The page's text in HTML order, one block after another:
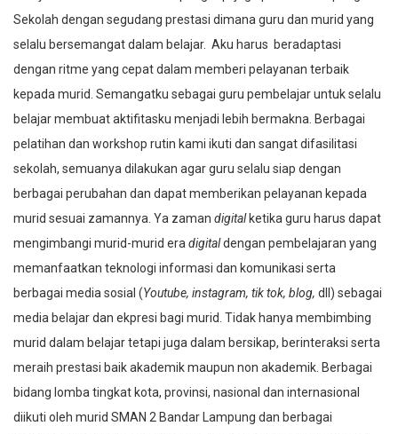
Sekolah dengan segudang prestasi dimana guru dan murid yang
selalu bersemangat dalam belajar. Aku harus beradaptasi
dengan ritme yang cepat dalam memberi pelayanan terbaik
kepada murid. Semangatku sebagai guru pembelajar untuk selalu
belajar membuat aktifitasku menjadi lebih bermakna. Berbagai
pelatihan dan workshop rutin kami ikuti dan sangat difasilitasi
sekolah, semuanya dilakukan agar guru selalu siap dengan
berbagai perubahan dan dapat memberikan pelayanan kepada
murid sesuai zamannya. Ya zaman digitalketika guru harus dapat
mengimbangi murid-murid eradigitaldengan pembelajaran yang
memanfaatkan teknologi informasi dan komunikasi serta
berbagai media sosial (Youtube, instagram, tik tok, blog, dll) sebagai
media belajar dan ekpresi bagi murid. Tidak hanya membimbing
murid dalam belajar tetapi juga dalam bersikap, berinteraksi serta
meraih prestasi baik akademik maupun non akademik. Berbagai
bidang lomba tingkat kota, provinsi, nasional dan internasional
diikuti oleh murid SMAN 2 Bandar Lampung dan berbagai